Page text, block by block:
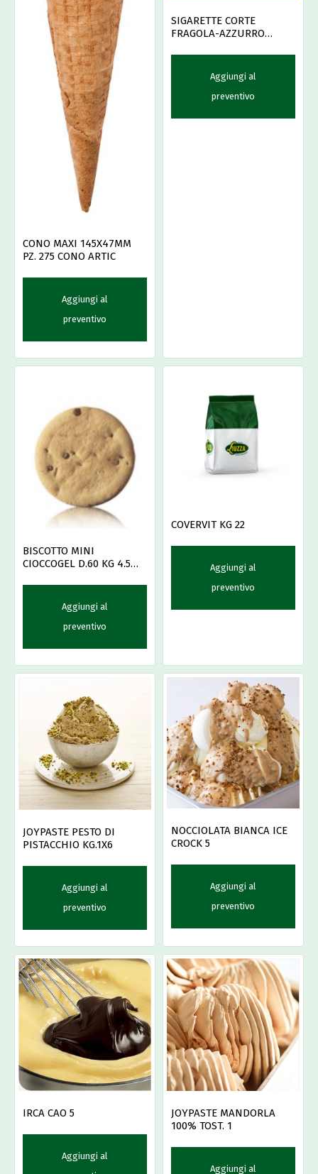
CONO MAXI 145X47MM
PZ. 275 CONO ARTIC
Aggiungi al
preventivo
SIGARETTE CORTE
FRAGOLA-AZZURRO
Aggiungi al
preventivo
BISCOTTO MINI
CIOCCOGEL D.60 KG 4.5
Aggiungi al
preventivo
COVERVIT KG 22
Aggiungi al
preventivo
JOYPASTE PESTO DI
PISTACCHIO KG.1X6
Aggiungi al
preventivo
NOCCIOLATA BIANCA ICE
CROCK 5
Aggiungi al
preventivo
IRCA CAO 5
Aggiungi al
JOYPASTE MANDORLA
100% TOST. 1
Aggiungi al